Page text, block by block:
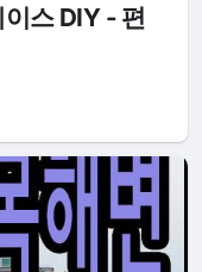
스 DIY - 편